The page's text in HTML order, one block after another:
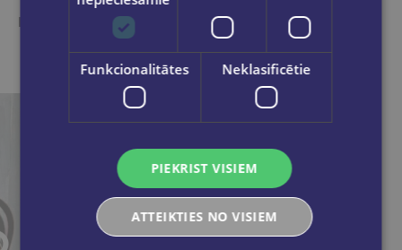
Ieskaties, varbūt noder
Funkcionalitātes Neklasificētie
PIEKRIST VISIEM
ATTEIKTIES NO VISIEM